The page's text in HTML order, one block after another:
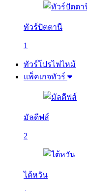
ทัวร์ปัตตานี
1
ทัวร์โปรไฟไหม้
แพ็คเกจทัวร์
มัลดีฟส์
2
ไต้หวัน